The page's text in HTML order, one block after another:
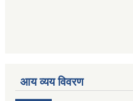
आय व्यय विवरण